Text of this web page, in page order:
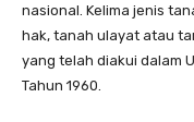
nasional. Kelima jenis
hak, tanah ulayat atau
yang telah diakui dalam
Tahun 1960.